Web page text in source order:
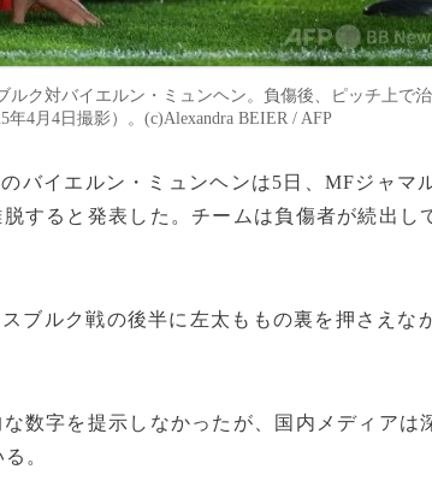
ルク対バイエルン・ミュンヘン。負傷後、ピッチ上で
4月4日撮影）。(c)Alexandra BEIER / AFP
バイエルン・ミュンヘンは5日、MFジャマ
すると発表した。チームは負傷者が続出し
ブルク戦の後半に左太ももの裏を押さえな
数字を提示しなかったが、国内メディアは
。